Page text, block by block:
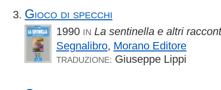
Gioco di specchi
1990 IN La sentinella e altri
Segnalibro, Morano Editore
TRADUZIONE: Giuseppe Lippi